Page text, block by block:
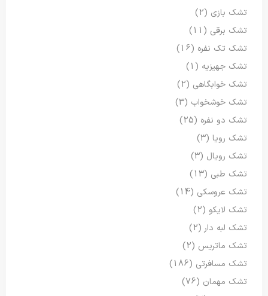
تشک بازی (2)
تشک برقی (11)
تشک تک نفره (16)
تشک جهیزیه (1)
تشک خوابگاهی (2)
تشک خوشخواب (3)
تشک دو نفره (25)
تشک رویا (3)
تشک رویال (3)
تشک طبی (13)
تشک عروسکی (14)
تشک لایکو (2)
تشک لبه دار (2)
تشک ماتریس (2)
تشک مسافرتی (186)
تشک مهمان (76)